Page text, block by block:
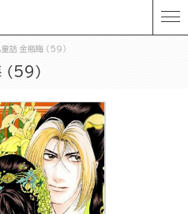
童話 金瓶梅 （59）
59）